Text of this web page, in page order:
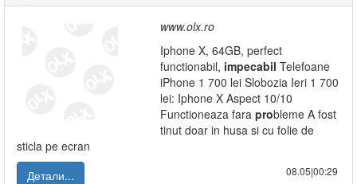
www.olx.ro
Iphone X, 64GB, perfect
functionabil, impecabil Telefoane
iPhone 1 700 lei Slobozia Ieri 1 700
lei: Iphone X Aspect 10/10
Functioneaza fara probleme A fost
tinut doar in husa si cu folie de
sticla pe ecran
Детали...
08.05|00:29